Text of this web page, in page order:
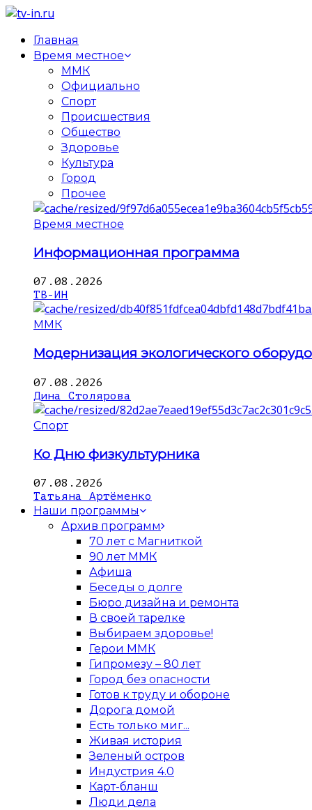
Главная
Время местное
ММК
Официально
Спорт
Происшествия
Общество
Здоровье
Культура
Город
Прочее
Время местное
Информационная программа
07.08.2026
ТВ-ИН
ММК
Модернизация экологического
07.08.2026
Дина Столярова
Спорт
Ко Дню физкультурника
07.08.2026
Татьяна Артёменко
Наши программы
Архив программ
70 лет с Магниткой
90 лет ММК
Афиша
Беседы о долге
Бюро дизайна и ремонта
В своей тарелке
Выбираем здоровье!
Герои ММК
Гипромезу – 80 лет
Город без опасности
Готов к труду и обороне
Дорога домой
Есть только миг...
Живая история
Зеленый остров
Индустрия 4.0
Карт-бланш
Люди дела